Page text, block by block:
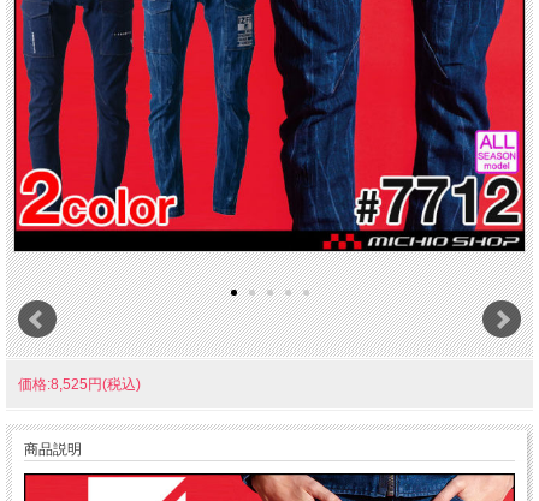
価格:8,525円(税込)
商品説明